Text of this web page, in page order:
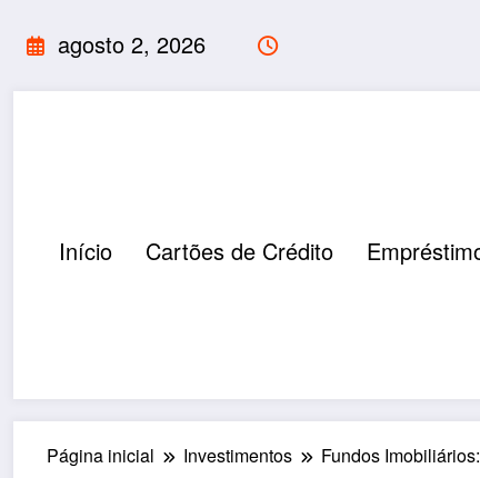
para
conteúdo
agosto 2, 2026
Início Cartões de Crédito
Página inicial Investimentos Fundos